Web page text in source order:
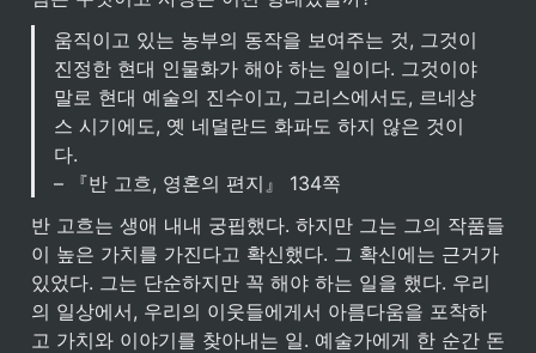
움직이고 있는 농부의 동작을 보여주는 것, 그것이
진정한 현대 인물화가 해야 하는 일이다. 그것이야
말로 현대 예술의 진수이고, 그리스에서도, 르네상
스 시기에도, 옛 네덜란드 화파도 하지 않은 것이
다.
– 『반 고흐, 영혼의 편지』 134쪽
반 고흐는 생애 내내 궁핍했다. 하지만 그는 그의 작품들
이 높은 가치를 가진다고 확신했다. 그 확신에는 근거가
있었다. 그는 단순하지만 꼭 해야 하는 일을 했다. 우리
의 일상에서, 우리의 이웃들에게서 아름다움을 포착하
고 가치와 이야기를 찾아내는 일. 예술가에게 한 순간 돈